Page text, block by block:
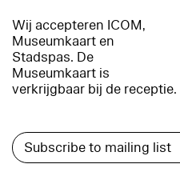
Wij accepteren ICOM,
Museumkaart en
Stadspas. De
Museumkaart is
verkrijgbaar bij de receptie.